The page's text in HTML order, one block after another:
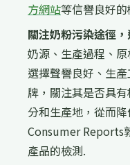
方網站等信譽良好
關注奶粉污染途徑，
奶源、生產過程、
選擇聲譽良好、生
牌，關注其是否具
分和生產地，從而
Consumer Reports
產品的檢測.